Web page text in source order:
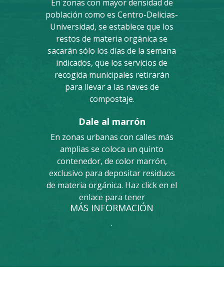
En zonas con mayor densidad de
población como es Centro-Delicias-
Universidad, se establece que los
restos de materia orgánica se
sacarán sólo los días de la semana
indicados, que los servicios de
recogida municipales retirarán
para llevar a las naves de
compostaje.
Dale al marrón
En zonas urbanas con calles más
amplias se coloca un quinto
contenedor, de color marrón,
exclusivo para depositar residuos
de materia orgánica. Haz click en el
enlace para tener
MÁS INFORMACIÓN
.